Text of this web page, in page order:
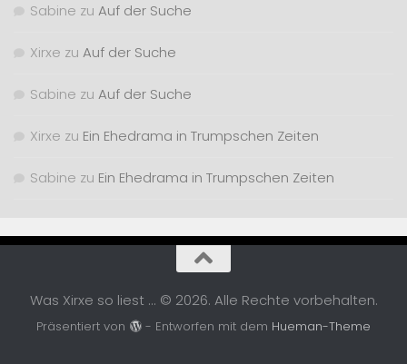
Sabine zu Auf der Suche
Xirxe zu Auf der Suche
Sabine zu Auf der Suche
Xirxe zu Ein Ehedrama in Trumpschen Zeiten
Sabine zu Ein Ehedrama in Trumpschen Zeiten
Was Xirxe so liest ... © 2026. Alle Rechte vorbehalten.
Präsentiert von - Entworfen mit dem Hueman-Theme